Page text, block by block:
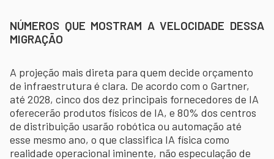
NÚMEROS QUE MOSTRAM A VELOCIDADE DESSA
MIGRAÇÃO
A projeção mais direta para quem decide orçamento
de infraestrutura é clara. De acordo com o Gartner,
até 2028, cinco dos dez principais fornecedores de IA
oferecerão produtos físicos de IA, e 80% dos centros
de distribuição usarão robótica ou automação até
esse mesmo ano, o que classifica IA física como
realidade operacional iminente, não especulação de